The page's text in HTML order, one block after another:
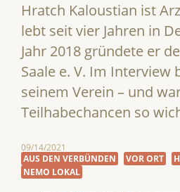
Hratch Kaloustian ist
lebt seit vier Jahren in
Jahr 2018 gründete er
Saale e. V. Im Interview
seinem Verein – und
Teilhabechancen so
09/14/2021
AUS DEN VERBÜNDEN
VOR ORT
NEMO LOKAL